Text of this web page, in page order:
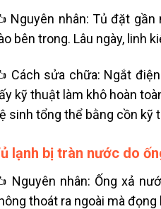
Nguyên nhân: Tủ đặt gần
bên trong. Lâu ngày, linh
sửa chữa: Ngắt điện
kỹ thuật làm khô hoàn
sinh tổng thể bằng cồn kỹ
lạnh bị tràn nước do
Nguyên nhân: Ống xả
thoát ra ngoài mà đọng